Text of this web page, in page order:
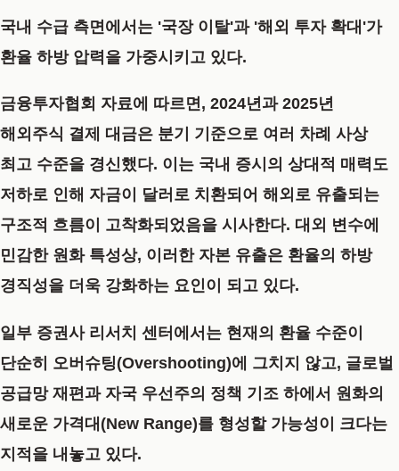
국내 수급 측면에서는 '국장 이탈'과 '해외 투자 확대'가
환율 하방 압력을 가중시키고 있다.
금융투자협회 자료에 따르면, 2024년과 2025년
해외주식 결제 대금은 분기 기준으로 여러 차례 사상
최고 수준을 경신했다. 이는 국내 증시의 상대적 매력도
저하로 인해 자금이 달러로 치환되어 해외로 유출되는
구조적 흐름이 고착화되었음을 시사한다. 대외 변수에
민감한 원화 특성상, 이러한 자본 유출은 환율의 하방
경직성을 더욱 강화하는 요인이 되고 있다.
일부 증권사 리서치 센터에서는 현재의 환율 수준이
단순히 오버슈팅(Overshooting)에 그치지 않고, 글로벌
공급망 재편과 자국 우선주의 정책 기조 하에서 원화의
새로운 가격대(New Range)를 형성할 가능성이 크다는
지적을 내놓고 있다.